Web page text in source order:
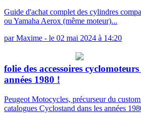
Guide d'achat complet des cylindres
ou Yamaha Aerox (même moteur)...
parMaxime - le 02 mai 2024 à 14:20
folie des accessoires
années 1980 !
Peugeot Motocycles, précurseur du
catalogues Cyclostand dans les années